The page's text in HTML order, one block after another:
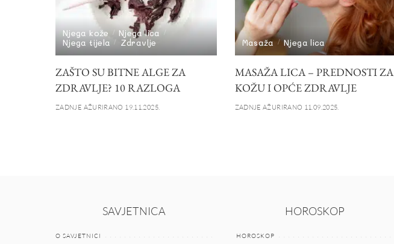
Njega kože
Njega lica
Njega tijela
Zdravlje
ZAŠTO SU BITNE ALGE ZA
ZDRAVLJE? 10 RAZLOGA
ZADNJE AŽURIRANO 19.11.2025.
Masaža Njega lica
MASAŽA LICA – PREDNOSTI ZA
KOŽU I OPĆE ZDRAVLJE
ZADNJE AŽURIRANO 11.09.2025.
SAVJETNICA
O SAVJETNICI
HOROSKOP
HOROSKOP